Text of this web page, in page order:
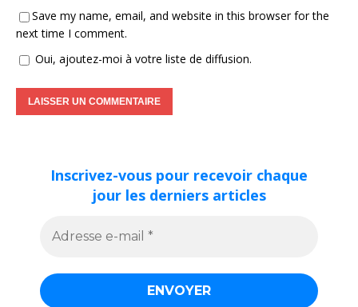
Save my name, email, and website in this browser for the
next time I comment.
Oui, ajoutez-moi à votre liste de diffusion.
Inscrivez-vous pour recevoir chaque
jour les derniers articles